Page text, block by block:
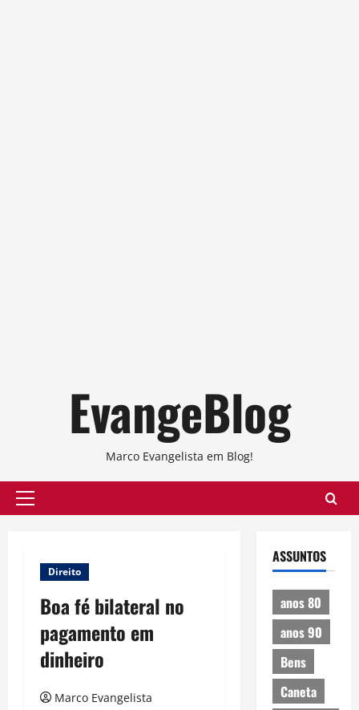
EvangeBlog
Marco Evangelista em Blog!
Primary
Direito
Boa fé bilateral no
pagamento em
dinheiro
Marco Evangelista
ASSUNTOS
anos 80
anos 90
Bens
Caneta